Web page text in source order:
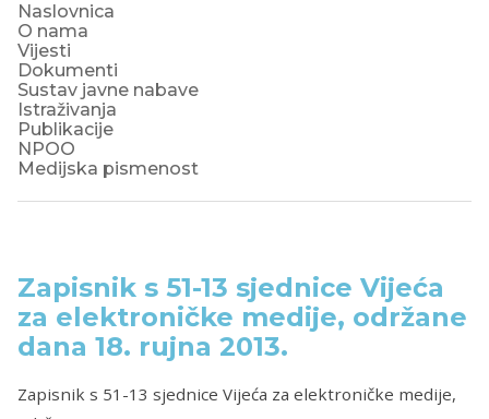
Naslovnica
O nama
Vijesti
Dokumenti
Sustav javne nabave
Istraživanja
Publikacije
NPOO
Medijska pismenost
Zapisnik s 51-13 sjednice Vijeća
za elektroničke medije, održane
dana 18. rujna 2013.
Zapisnik s 51-13 sjednice Vijeća za elektroničke medije,